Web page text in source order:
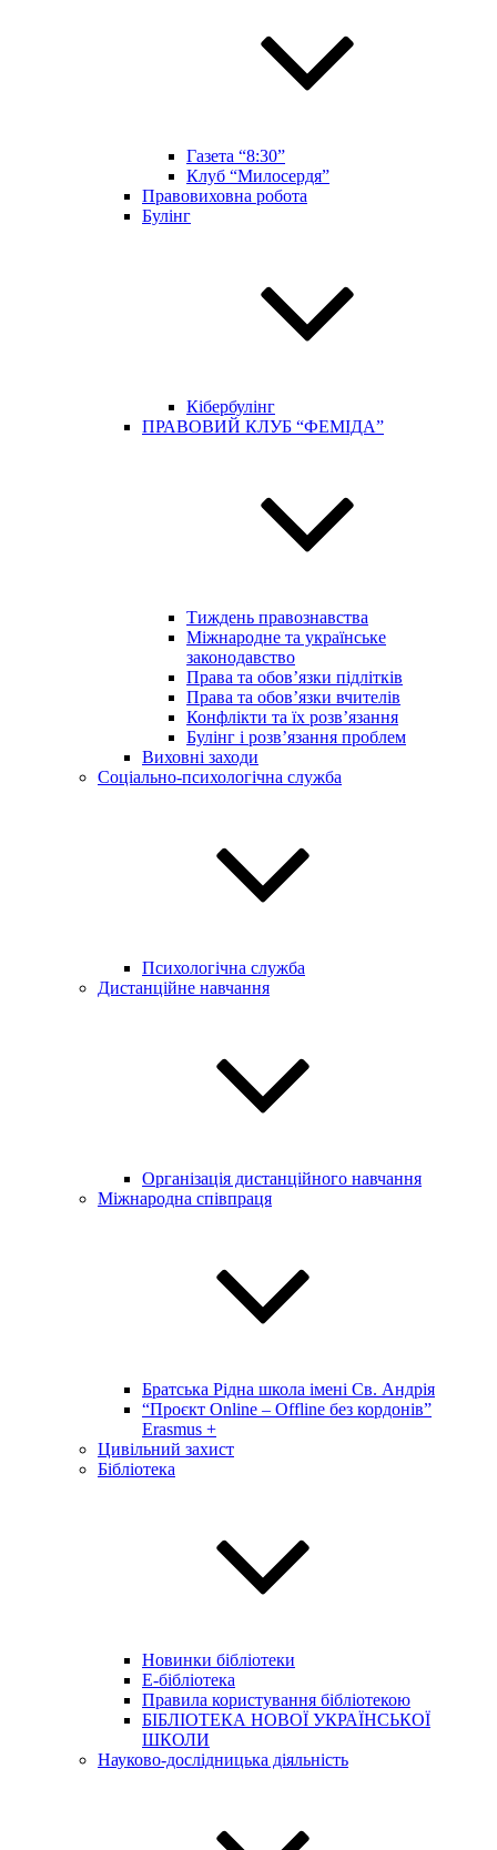
Газета “8:30”
Клуб “Милосердя”
Правовиховна робота
Булінг
Кібербулінг
ПРАВОВИЙ КЛУБ “ФЕМІДА”
Тиждень правознавства
Міжнародне та українське
законодавство
Права та обов’язки підлітків
Права та обов’язки вчителів
Конфлікти та їх розв’язання
Булінг і розв’язання проблем
Виховні заходи
Соціально-психологічна служба
Психологічна служба
Дистанційне навчання
Організація дистанційного навчання
Міжнародна співпраця
Братська Рідна школа імені Св. Андрія
“Проєкт Online – Offline без кордонів”
Erasmus +
Цивільний захист
Бібліотека
Новинки бібліотеки
E-бібліотека
Правила користування бібліотекою
БІБЛІОТЕКА НОВОЇ УКРАЇНСЬКОЇ
ШКОЛИ
Науково-дослідницька діяльність